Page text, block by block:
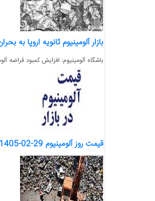
بازار آلومینیوم ثانویه اروپا به
باشگاه آلومینیوم: افزایش کمبود قراضه
قیمت روز آلومینیوم 29-02-1405